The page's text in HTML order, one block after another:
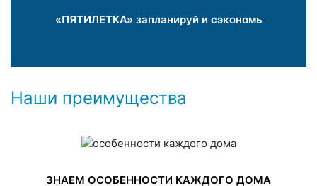
«ПЯТИЛЕТКА» запланируй и сэкономь
Наши преимущества
ЗНАЕМ ОСОБЕННОСТИ КАЖДОГО ДОМА